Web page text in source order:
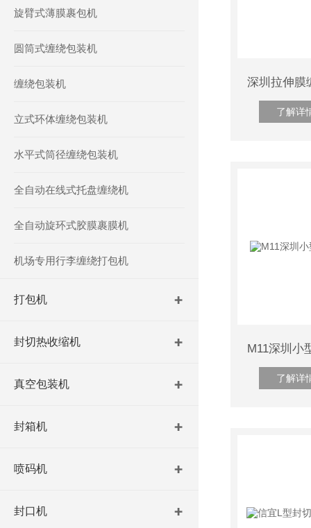
旋臂式薄膜裹包机
圆筒式缠绕包装机
缠绕包装机
立式环体缠绕包装机
水平式筒径缠绕包装机
全自动在线式托盘缠绕机
全自动旋环式胶膜裹膜机
机场专用行李缠绕打包机
打包机
封切热收缩机
真空包装机
封箱机
喷码机
封口机
了解详
了解详